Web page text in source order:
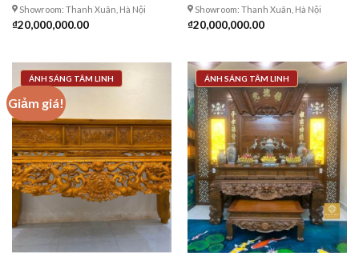
Showroom: Thanh Xuân, Hà Nội
₫20,000,000.00
Showroom: Thanh Xuân, Hà Nội
₫20,000,000.00
Giảm giá!
ÁNH SÁNG TÂM LINH ÁNH SÁNG TÂM LINH